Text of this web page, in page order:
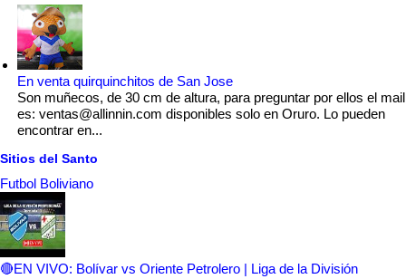
En venta quirquinchitos de San Jose
Son muñecos, de 30 cm de altura, para preguntar por ellos el mail
es: ventas@allinnin.com disponibles solo en Oruro. Lo pueden
encontrar en...
Sitios del Santo
Futbol Boliviano
🔴EN VIVO: Bolívar vs Oriente Petrolero | Liga de la División